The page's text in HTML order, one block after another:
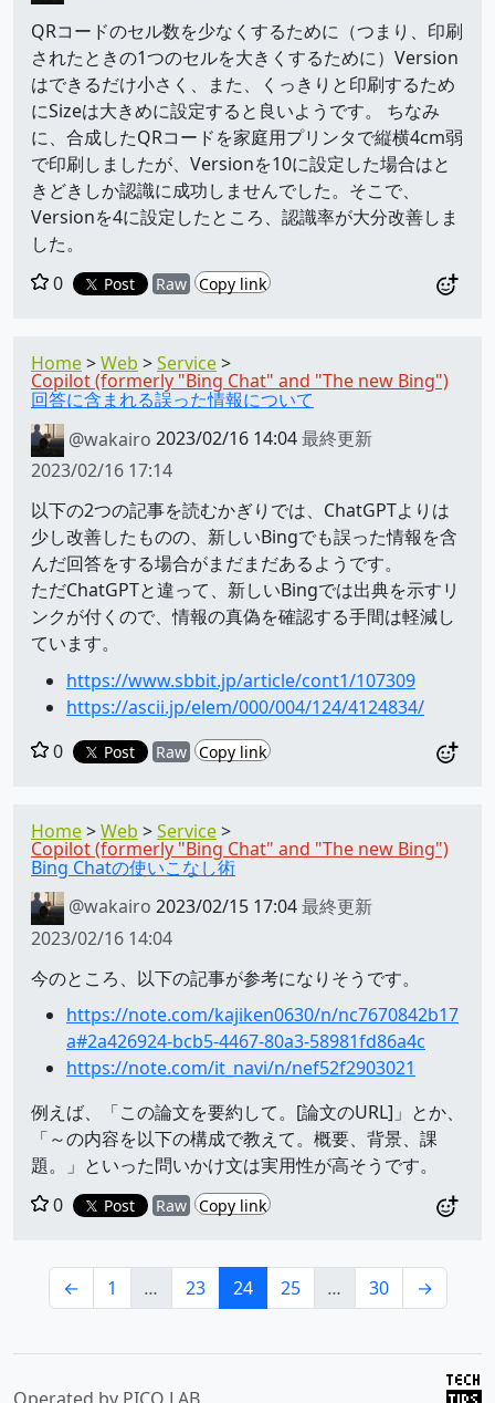
QRコードのセル数を少なくするために（つまり、印刷
されたときの1つのセルを大きくするために）Version
はできるだけ小さく、また、くっきりと印刷するため
にSizeは大きめに設定すると良いようです。 ちなみ
に、合成したQRコードを家庭用プリンタで縦横4cm弱
で印刷しましたが、Versionを10に設定した場合はと
きどきしか認識に成功しませんでした。そこで、
Versionを4に設定したところ、認識率が大分改善しま
した。
0
Post Raw Copy link
Home Web Service
Copilot (formerly "Bing Chat" and "The new Bing")
回答に含まれる誤った情報について
@wakairo 2023/02/16 14:04最終更新
2023/02/16 17:14
以下の2つの記事を読むかぎりでは、ChatGPTよりは
少し改善したものの、新しいBingでも誤った情報を含
んだ回答をする場合がまだまだあるようです。
ただChatGPTと違って、新しいBingでは出典を示すリ
ンクが付くので、情報の真偽を確認する手間は軽減し
ています。
https://www.sbbit.jp/article/cont1/107309
https://ascii.jp/elem/000/004/124/4124834/
0
Post Raw Copy link
Home Web Service
Copilot (formerly "Bing Chat" and "The new Bing")
Bing Chatの使いこなし術
@wakairo 2023/02/15 17:04最終更新
2023/02/16 14:04
今のところ、以下の記事が参考になりそうです。
https://note.com/kajiken0630/n/nc7670842b17
a#2a426924-bcb5-4467-80a3-58981fd86a4c
https://note.com/it_navi/n/nef52f2903021
例えば、「この論文を要約して。[論文のURL]」とか、
「～の内容を以下の構成で教えて。概要、背景、課
題。」といった問いかけ文は実用性が高そうです。
0
Post Raw Copy link
← 1 … 23 24 25 … 30 →